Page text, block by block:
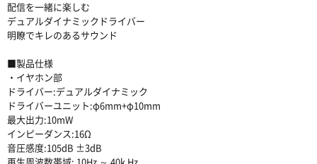
配信を一緒に楽しむ
デュアルダイナミックドライバー
明瞭でキレのあるサウンド
■製品仕様
・イヤホン部
ドライバー:デュアルダイナミック
ドライバーユニット:φ6mm+φ10mm
最大出力:10mW
インピーダンス:16Ω
音圧感度:105dB ±3dB